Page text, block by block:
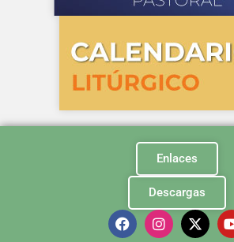
Enlaces
Descargas